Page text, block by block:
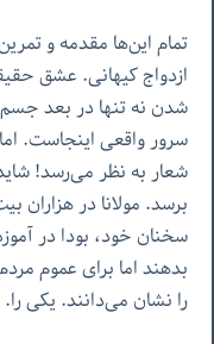
تمام این‌ها مقدمه و
ازدواج کیهانی. عشق
شدن نه تنها در بعد
سرور واقعی اینجاست.
شعار به نظر می‌رسد!
برسد. مولانا در
سخنان خود، بودا در
بدهند اما برای عموم
را نشان می‌دانند. یکی